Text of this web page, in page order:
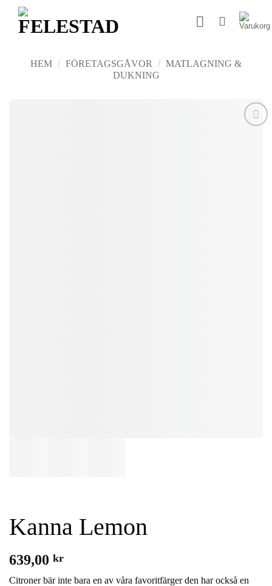
content
HEM / FÖRETAGSGÅVOR / MATLAGNING &
DUKNING
Kanna Lemon
639,00 kr
Citroner bär inte bara en av våra favoritfärger den har också en